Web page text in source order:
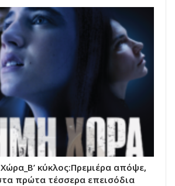
κύκλος:Πρεμιέρα απόψε,
πρώτα τέσσερα επεισόδια